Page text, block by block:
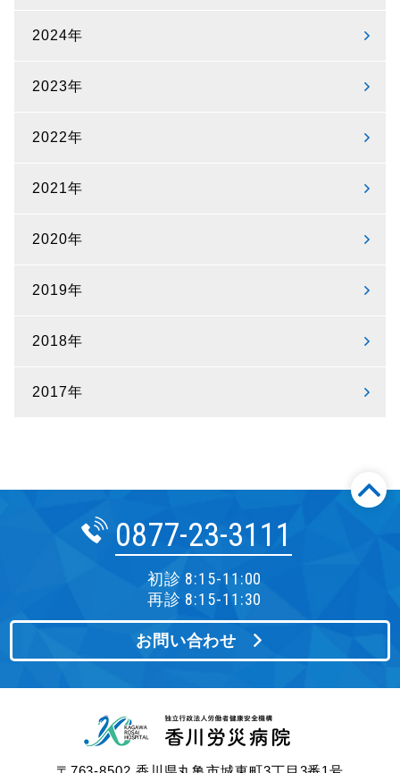
2024年
2023年
2022年
2021年
2020年
2019年
2018年
2017年
0877-23-3111
初診 8:15-11:00
再診 8:15-11:30
お問い合わせ